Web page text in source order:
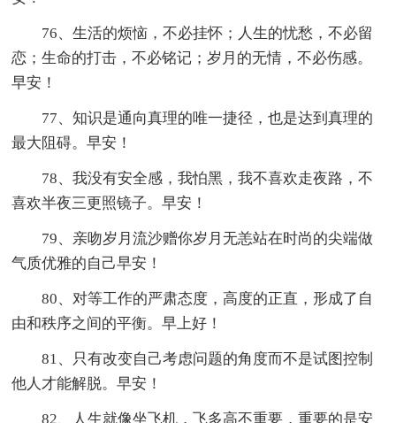
76、生活的烦恼，不必挂怀；人生的忧愁，不必留
恋；生命的打击，不必铭记；岁月的无情，不必伤感。
早安！
77、知识是通向真理的唯一捷径，也是达到真理的
最大阻碍。早安！
78、我没有安全感，我怕黑，我不喜欢走夜路，不
喜欢半夜三更照镜子。早安！
79、亲吻岁月流沙赠你岁月无恙站在时尚的尖端做
气质优雅的自己早安！
80、对等工作的严肃态度，高度的正直，形成了自
由和秩序之间的平衡。早上好！
81、只有改变自己考虑问题的角度而不是试图控制
他人才能解脱。早安！
82、人生就像坐飞机，飞多高不重要，重要的是安